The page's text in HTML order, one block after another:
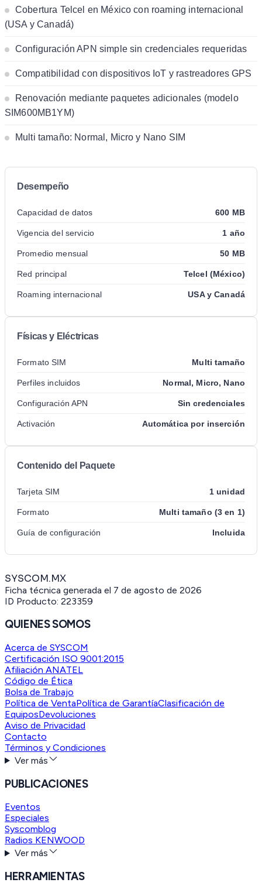
Cobertura Telcel en México con roaming internacional
(USA y Canadá)
Configuración APN simple sin credenciales requeridas
Compatibilidad con dispositivos IoT y rastreadores GPS
Renovación mediante paquetes adicionales (modelo
SIM600MB1YM)
Multi tamaño: Normal, Micro y Nano SIM
Desempeño
Capacidad de datos 600 MB
Vigencia del servicio 1 año
Promedio mensual 50 MB
Red principal Telcel (México)
Roaming internacional USA y Canadá
Físicas y Eléctricas
Formato SIM Multi tamaño
Perfiles incluidos Normal, Micro, Nano
Configuración APN Sin credenciales
Activación Automática por inserción
Contenido del Paquete
Tarjeta SIM 1 unidad
Formato Multi tamaño (3 en 1)
Guía de configuración Incluida
SYSCOM.MX
Ficha técnica generada el 7 de agosto de 2026
ID Producto: 223359
QUIENES SOMOS
Acerca de SYSCOM
Certificación ISO 9001:2015
Afiliación ANATEL
Código de Ética
Bolsa de Trabajo
Política de VentaPolítica de GarantíaClasificación de
EquiposDevoluciones
Aviso de Privacidad
Contacto
Términos y Condiciones
Ver más
PUBLICACIONES
Eventos
Especiales
Syscomblog
Radios KENWOOD
Ver más
HERRAMIENTAS